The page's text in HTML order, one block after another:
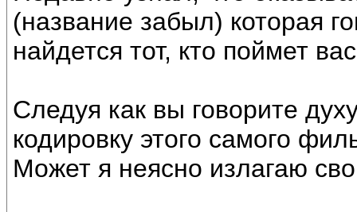
(название забыл) которая
найдется тот, кто поймет
Следуя как вы говорите
кодировку этого самого
Может я неясно излагаю